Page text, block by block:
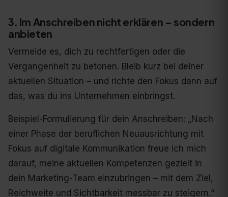
3. Im Anschreiben nicht erklären – sondern
anbieten
Vermeide es, dich zu rechtfertigen oder die
Vergangenheit zu betonen. Bleib kurz bei deiner
aktuellen Situation – und richte den Fokus dann auf
das, was du ins Unternehmen einbringst.
Beispiel-Formulierung für dein Anschreiben: „Nach
einer Phase der beruflichen Neuausrichtung mit
Fokus auf digitale Kommunikation freue ich mich
darauf, meine aktuellen Kompetenzen gezielt in
dein Marketing-Team einzubringen – mit dem Ziel,
Reichweite und Sichtbarkeit messbar zu steigern.“